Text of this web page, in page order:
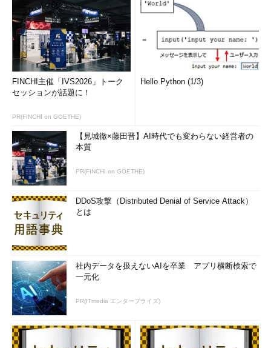
FINCHI主催「IVS2026」トーク
セッションが話題に！
PR(FINCHI on GOETHE)
Hello Python (1/3)
【見城徹×藤田晋】AI時代でも変わらない経営者の
本質
PR(FINCHI on GOETHE)
DDoS攻撃（Distributed Denial of Service Attack）
とは
社内データを扱えないAIを卒業 アプリ横断検索で
一元化
PR(ITmedia エンタープライズ)